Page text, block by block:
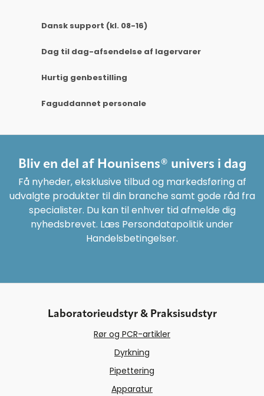
Dansk support (kl. 08-16)
Dag til dag-afsendelse af lagervarer
Hurtig genbestilling
Faguddannet personale
Bliv en del af Hounisens® univers i dag
Få nyheder, eksklusive tilbud og markedsføring af
udvalgte produkter til din branche samt gode råd fra
specialister. Du kan til enhver tid afmelde dig
nyhedsbrevet. Læs Persondatapolitik under
Handelsbetingelser.
Laboratorieudstyr & Praksisudstyr
Rør og PCR-artikler
Dyrkning
Pipettering
Apparatur